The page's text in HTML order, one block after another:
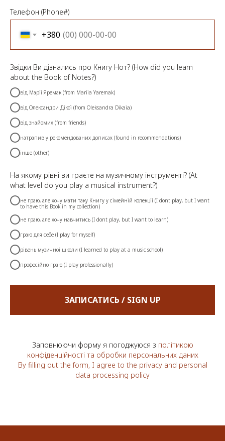
Телефон (Phone#)
+380
Звідки Ви дізнались про Книгу Нот? (How did you learn
about the Book of Notes?)
від Марії Яремак (from Mariia Yaremak)
від Олександри Дікої (from Oleksandra Dikaia)
від знайомих (from friends)
натрапив у рекомендованих дописах (found in recommendations)
інше (other)
На якому рівні ви граєте на музичному інструменті? (At
what level do you play a musical instrument?)
не граю, але хочу мати таку Книгу у сімейній колекції (I dont play, but I want
to have this Book in my collection)
не граю, але хочу навчитись (I dont play, but I want to learn)
граю для себе (I play for myself)
рівень музичної школи (I learned to play at a music school)
професійно граю (I play professionally)
ЗАПИСАТИСЬ / SIGN UP
Заповнюючи форму я погоджуюся з політикою
конфіденційності та обробки персональних даних
By filling out the form, I agree to the privacy and personal
data processing policy